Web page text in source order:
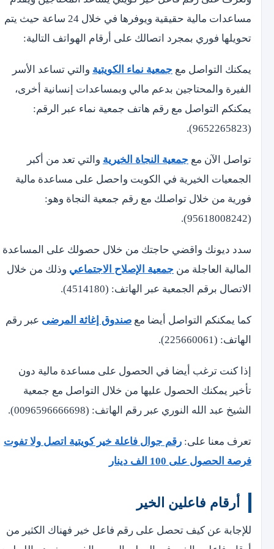
مساعدات مالية حقيقية ويوفرها في خلال 24 ساعة حيث يتم
تحويلها فوري بمجرد اتصالك على أرقام الهواتف التالية:
يمكنك التواصل مع جمعية نماء الكويتية والتي تساعد الأسر
الفيرة والمحتاجين بدعم مالي وبمساعدات إنسانية أخرى،
يمكنكم التواصل مع رقم هاتف جمعية نماء عبر الرقم:
(9652265823).
تواصل الآن مع جمعية النجاة الخيرية والتي تعد من أكبر
الجمعيات الخيرية في الكويت واحصل على مساعدة مالية
فورية من خلال تواصلك مع رقم جمعية النجاة وهو:
(95618008242).
سدد ديونك واقضي حاجتك من خلال حصولك على المساعدة
المالية العاجلة من جمعية الإصلاح الاجتماعي وذلك من خلال
الاتصال برقم الجمعية عبر الهاتف: (4514180).
كما يمكنكم التواصل أيضا مع صندوق إغاثة المرضى عبر رقم
الهاتف: (225660061).
إذا كنت ترغب أيضا في الحصول على مساعدة مالية دون
تأخير يمكنك الحصول عليها من خلال التواصل مع جمعية
الشيخ عبد الله النوري عبر رقم الهاتف: (0096596666698).
تعرف معنا على: رقم جوال فاعلة خير كويتية اتصل ولا تفوت
فرصة الحصول على 100 الف دينار
أرقام فاعلين الخير
للإجابة عن كيف تحصل على رقم فاعل خير فهناك الكثير من